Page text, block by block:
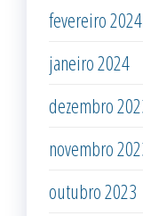
fevereiro 2024
janeiro 2024
dezembro
novembro
outubro 2023